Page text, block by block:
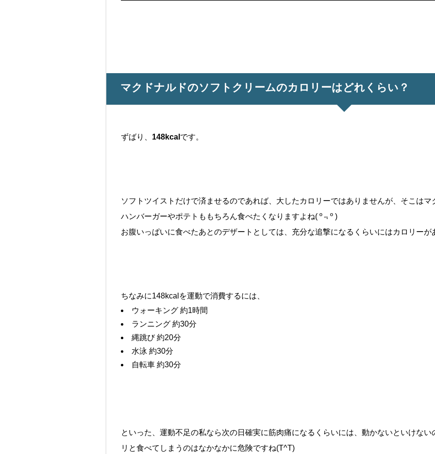
マクドナルドのソフトクリームのカロリーはどれくらい？
ずばり、 148kcal です。
ソフトツイストだけで済ませるのであれば、大したカロリーではありませんが、そこは
ハンバーガーやポテトももちろん食べたくなりますよね( º﹃º )
お腹いっぱいに食べたあとのデザートとしては、充分な追撃になるくらいにはカロリーが
ちなみに148kcalを運動で消費するには、
ウォーキング 約1時間
ランニング 約30分
縄跳び 約20分
水泳 約30分
自転車 約30分
といった、運動不足の私なら次の日確実に筋肉痛になるくらいには、動かないといけな
リと食べてしまうのはなかなかに危険ですね(T^T)